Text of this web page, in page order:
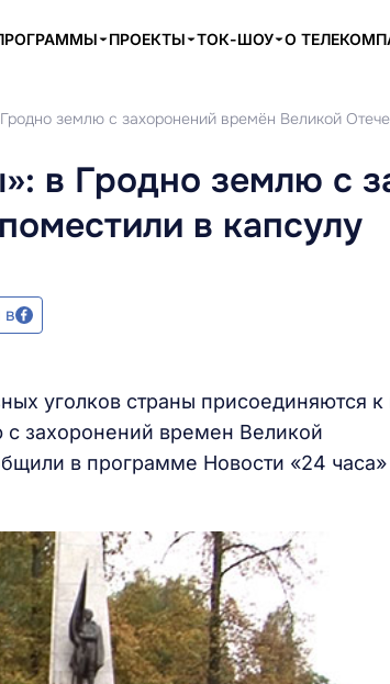
ПРОЕКТЫ ТОК-ШОУ О
землю с захоронений времён Великой
в Гродно землю с
в капсулу
в
уголков страны присоединяются к
захоронений времен Великой
в программе Новости «24